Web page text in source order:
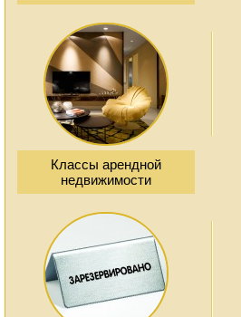
Классы арендной
недвижимости